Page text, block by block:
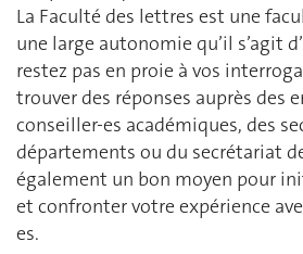
La Faculté des lettres est une
une large autonomie qu’il s’agit
restez pas en proie à vos
trouver des réponses auprès des
conseiller-es académiques, des
départements ou du secrétariat
également un bon moyen pour
et confronter votre expérience
es.